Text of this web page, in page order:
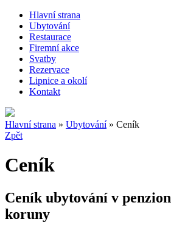
Hlavní strana
Ubytování
Restaurace
Firemní akce
Svatby
Rezervace
Lipnice a okolí
Kontakt
Hlavní strana » Ubytování» Ceník
Zpět
Ceník
Ceník ubytování v
koruny